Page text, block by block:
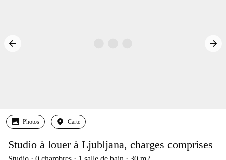
Photos Carte
Studio à louer à Ljubljana, charges comprises